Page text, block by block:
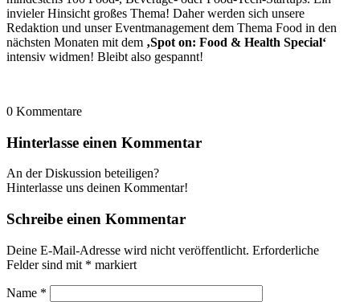
invieler Hinsicht großes Thema! Daher werden sich unsere
Redaktion und unser Eventmanagement dem Thema Food in den
nächsten Monaten mit dem ‚Spot on: Food & Health Special‘
intensiv widmen! Bleibt also gespannt!
0 Kommentare
Hinterlasse einen Kommentar
An der Diskussion beteiligen?
Hinterlasse uns deinen Kommentar!
Schreibe einen Kommentar
Deine E-Mail-Adresse wird nicht veröffentlicht. Erforderliche
Felder sind mit * markiert
Name *